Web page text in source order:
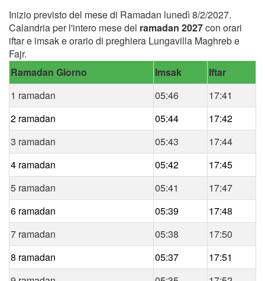
Inizio previsto del mese di Ramadan lunedì 8/2/2027.
Calandria per l'intero mese del ramadan 2027con orari
iftar e imsak e orario di preghiera Lungavilla Maghreb e
Fajr.
Ramadan Giorno
Imsak
Iftar
1 ramadan
05:46
17:41
2 ramadan
05:44
17:42
3 ramadan
05:43
17:44
4 ramadan
05:42
17:45
5 ramadan
05:41
17:47
6 ramadan
05:39
17:48
7 ramadan
05:38
17:50
8 ramadan
05:37
17:51